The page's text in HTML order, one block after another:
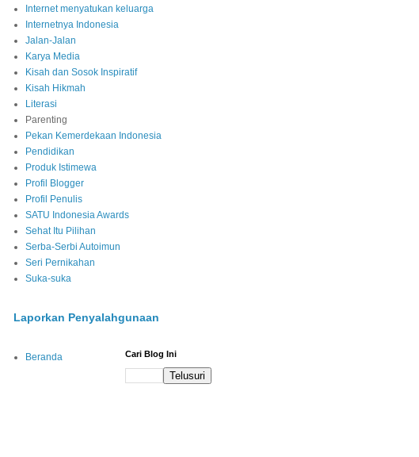
Internet menyatukan keluarga
Internetnya Indonesia
Jalan-Jalan
Karya Media
Kisah dan Sosok Inspiratif
Kisah Hikmah
Literasi
Parenting
Pekan Kemerdekaan Indonesia
Pendidikan
Produk Istimewa
Profil Blogger
Profil Penulis
SATU Indonesia Awards
Sehat Itu Pilihan
Serba-Serbi Autoimun
Seri Pernikahan
Suka-suka
Laporkan Penyalahgunaan
Beranda Cari Blog Ini